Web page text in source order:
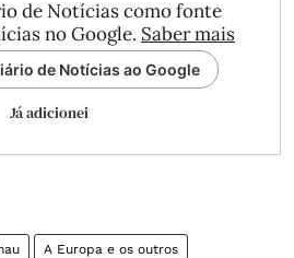
de Notícias como fonte
no Google. Saber mais
de Notícias ao Google
Já adicionei
A Europa e os outros